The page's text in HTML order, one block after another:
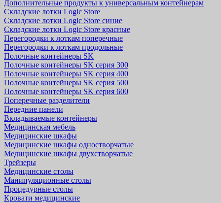
Дополнительные продукты к универсальным контейнерам
Складские лотки Logic Store
Складские лотки Logic Store синие
Складские лотки Logic Store красные
Перегородки к лоткам поперечные
Перегородки к лоткам продольные
Полочные контейнеры SK
Полочные контейнеры SK серия 300
Полочные контейнеры SK серия 400
Полочные контейнеры SK серия 500
Полочные контейнеры SK серия 600
Поперечные разделители
Передние панели
Вкладываемые контейнеры
Медицинская мебель
Медицинские шкафы
Медицинские шкафы одностворчатые
Медицинские шкафы двухстворчатые
Трейзеры
Медицинские столы
Манипуляционные столы
Процедурные столы
Кровати медицинские